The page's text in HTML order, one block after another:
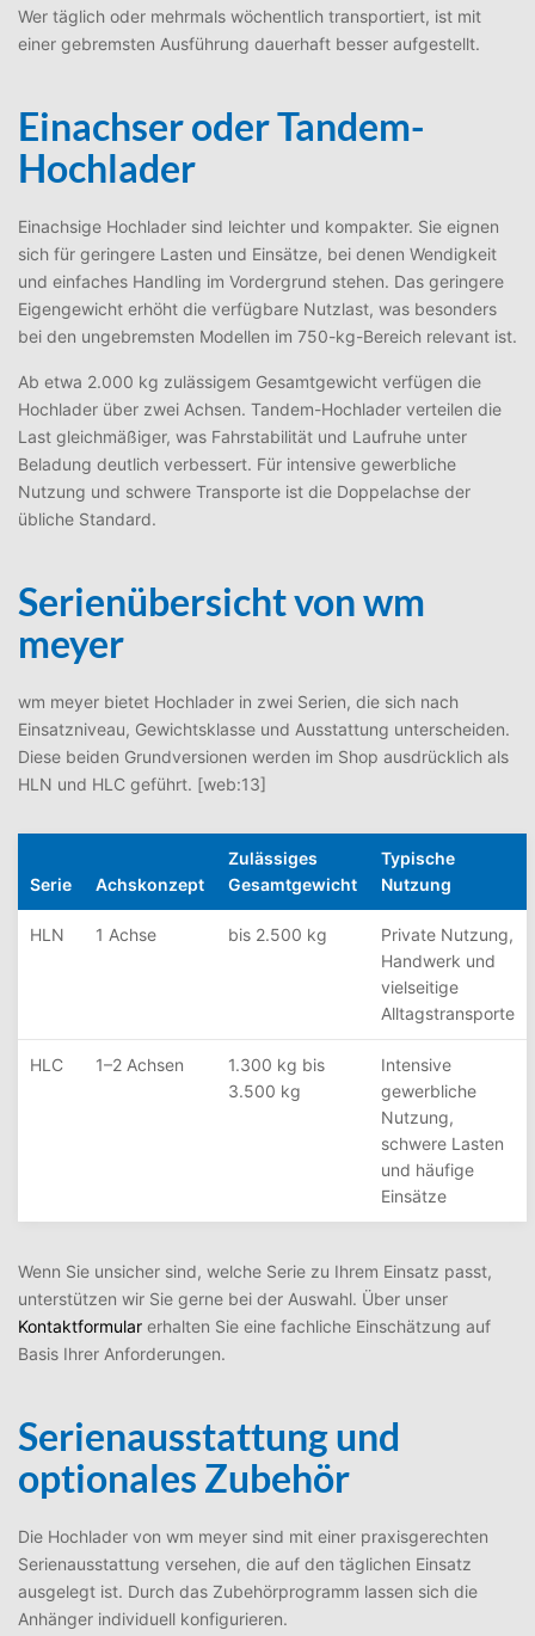
Wer täglich oder mehrmals wöchentlich transportiert, ist mit
einer gebremsten Ausführung dauerhaft besser aufgestellt.
Einachser oder Tandem-
Hochlader
Einachsige Hochlader sind leichter und kompakter. Sie eignen
sich für geringere Lasten und Einsätze, bei denen Wendigkeit
und einfaches Handling im Vordergrund stehen. Das geringere
Eigengewicht erhöht die verfügbare Nutzlast, was besonders
bei den ungebremsten Modellen im 750-kg-Bereich relevant ist.
Ab etwa 2.000 kg zulässigem Gesamtgewicht verfügen die
Hochlader über zwei Achsen. Tandem-Hochlader verteilen die
Last gleichmäßiger, was Fahrstabilität und Laufruhe unter
Beladung deutlich verbessert. Für intensive gewerbliche
Nutzung und schwere Transporte ist die Doppelachse der
übliche Standard.
Serienübersicht von wm
meyer
wm meyer bietet Hochlader in zwei Serien, die sich nach
Einsatzniveau, Gewichtsklasse und Ausstattung unterscheiden.
Diese beiden Grundversionen werden im Shop ausdrücklich als
HLN und HLC geführt. [web:13]
Serie Achskonzept
Zulässiges
Gesamtgewicht
Typische
Nutzung
HLN 1 Achse bis 2.500 kg
Private Nutzung,
Handwerk und
vielseitige
Alltagstransporte
HLC 1–2 Achsen
1.300 kg bis
3.500 kg
Intensive
gewerbliche
Nutzung,
schwere Lasten
und häufige
Einsätze
Wenn Sie unsicher sind, welche Serie zu Ihrem Einsatz passt,
unterstützen wir Sie gerne bei der Auswahl. Über unser
Kontaktformular erhalten Sie eine fachliche Einschätzung auf
Basis Ihrer Anforderungen.
Serienausstattung und
optionales Zubehör
Die Hochlader von wm meyer sind mit einer praxisgerechten
Serienausstattung versehen, die auf den täglichen Einsatz
ausgelegt ist. Durch das Zubehörprogramm lassen sich die
Anhänger individuell konfigurieren.